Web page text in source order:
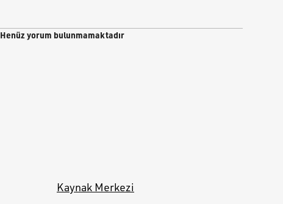
Henüz yorum bulunmamaktadır
Kaynak Merkezi